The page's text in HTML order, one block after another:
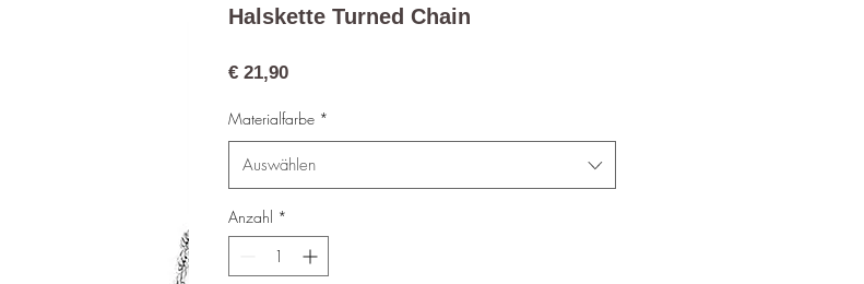
Halskette Turned Chain
€ 21,90Preis
Materialfarbe *
Auswählen
Anzahl *